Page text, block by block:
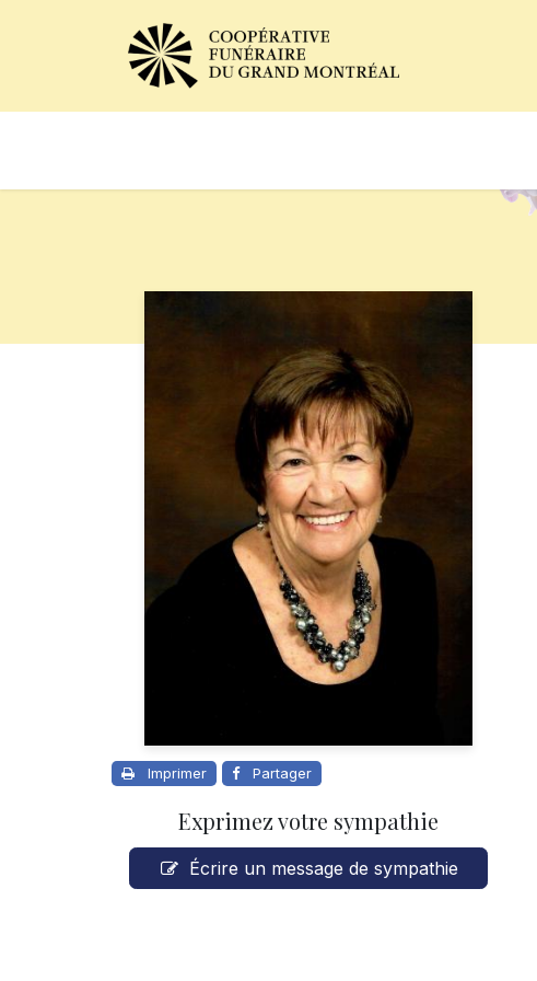
Imprimer Partager
Exprimez votre sympathie
Écrire un message de sympathie